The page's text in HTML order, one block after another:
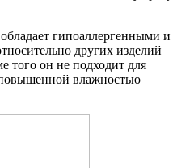
гипоаллергенными и
других изделий
того он не подходит для
влажностью